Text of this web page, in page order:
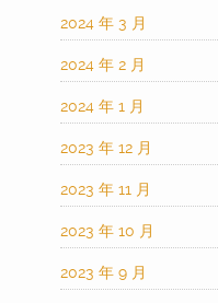
2024 年 3 月
2024 年 2 月
2024 年 1 月
2023 年 12 月
2023 年 11 月
2023 年 10 月
2023 年 9 月